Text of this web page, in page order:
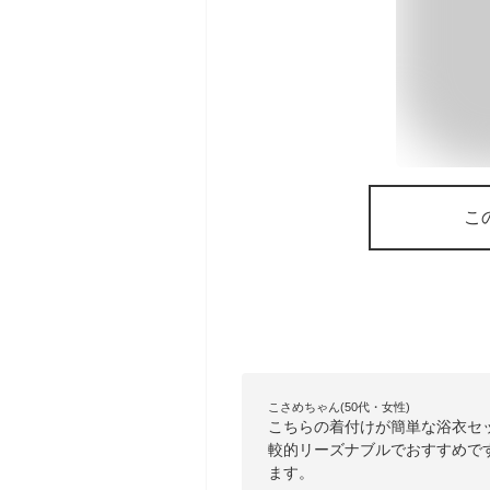
こ
こさめちゃん(50代・女性)
こちらの着付けが簡単な浴衣
較的リーズナブルでおすすめ
ます。